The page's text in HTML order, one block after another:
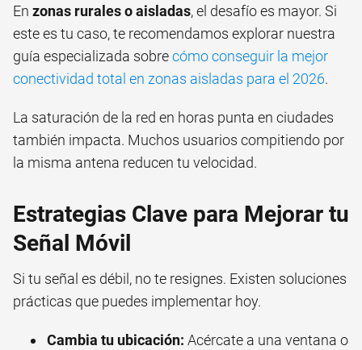
En zonas rurales o aisladas, el desafío es mayor. Si
este es tu caso, te recomendamos explorar nuestra
guía especializada sobrecómo conseguir la mejor
conectividad total en zonas aisladas para el 2026.
La saturación de la red en horas punta en ciudades
también impacta. Muchos usuarios compitiendo por
la misma antena reducen tu velocidad.
Estrategias Clave para Mejorar tu
Señal Móvil
Si tu señal es débil, no te resignes. Existen soluciones
prácticas que puedes implementar hoy.
Cambia tu ubicación: Acércate a una ventana o